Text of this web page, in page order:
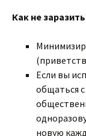
Как не
Если вы
общаться
новую